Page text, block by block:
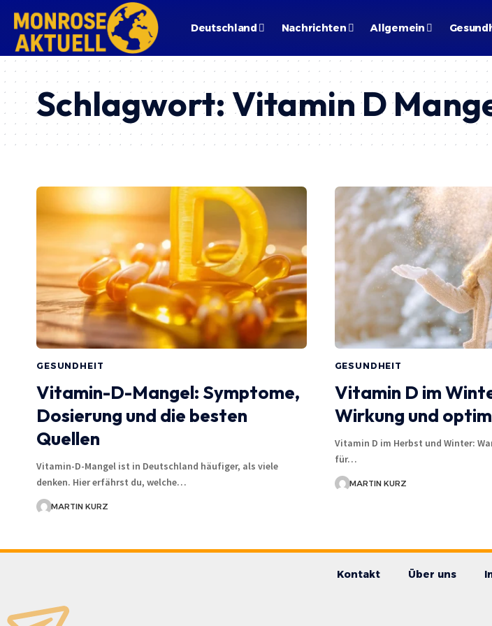
Deutschland Nachrichten Allgemein
Schlagwort:Vitamin D
GESUNDHEIT
Vitamin-D-Mangel: Symptome,
Dosierung und die besten
Quellen
Vitamin-D-Mangel ist in Deutschland häufiger, als viele
denken. Hier erfährst du, welche…
MARTIN KURZ
GESUNDHEIT
Vitamin D im
Wirkung und
Vitamin D im Herbst und Winter:
für…
MARTIN KURZ
Kontakt Über uns